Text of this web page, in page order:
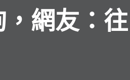
網友：往